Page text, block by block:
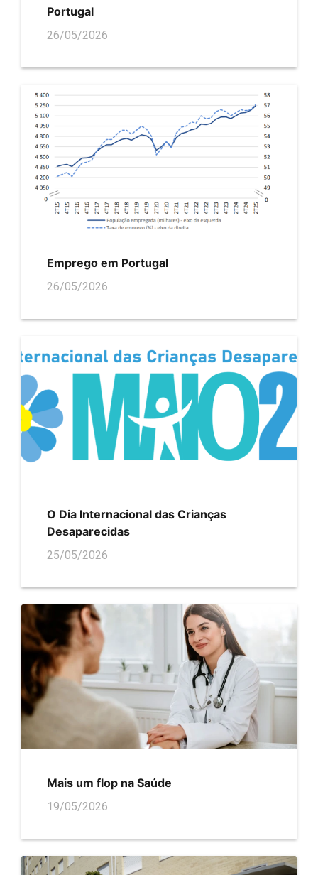
Portugal
26/05/2026
Emprego em Portugal
26/05/2026
O Dia Internacional das Crianças
Desaparecidas
25/05/2026
Mais um flop na Saúde
19/05/2026